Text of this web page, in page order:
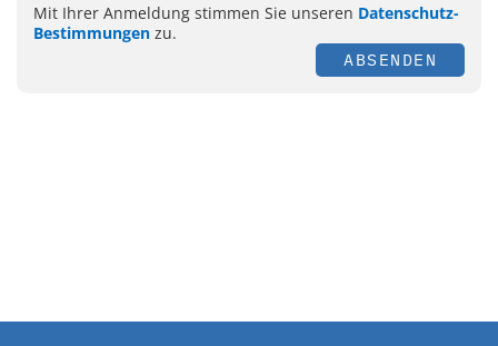
Mit Ihrer Anmeldung stimmen Sie unseren Datenschutz-
Bestimmungen zu.
ABSENDEN